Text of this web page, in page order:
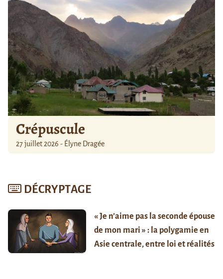
Crépuscule
27 juillet 2026 - Élyne Dragée
DÉCRYPTAGE
« Je n’aime pas la seconde épouse
de mon mari » : la polygamie en
Asie centrale, entre loi et réalités